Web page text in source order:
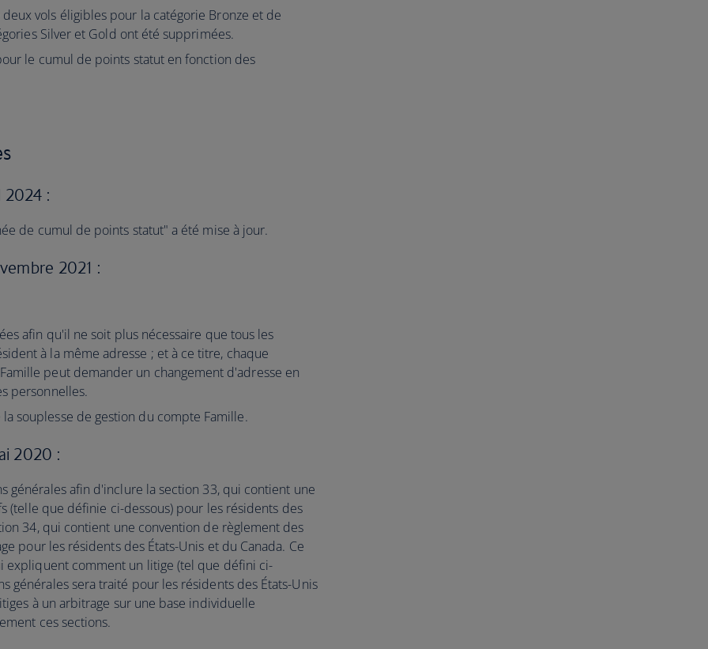
vols éligibles pour la catégorie Bronze et de
Silver et Gold ont été supprimées.
le cumul de points statut en fonction des
2024 :
de cumul de points statut" a été mise à jour.
2021 :
afin qu'il ne soit plus nécessaire que tous les
à la même adresse ; et à ce titre, chaque
peut demander un changement d'adresse en
personnelles.
souplesse de gestion du compte Famille.
2020 :
générales afin d'inclure la section 33, qui contient une
(telle que définie ci-dessous) pour les résidents des
34, qui contient une convention de règlement des
pour les résidents des États-Unis et du Canada. Ce
expliquent comment un litige (tel que défini ci-
générales sera traité pour les résidents des États-Unis
à un arbitrage sur une base individuelle
ces sections.